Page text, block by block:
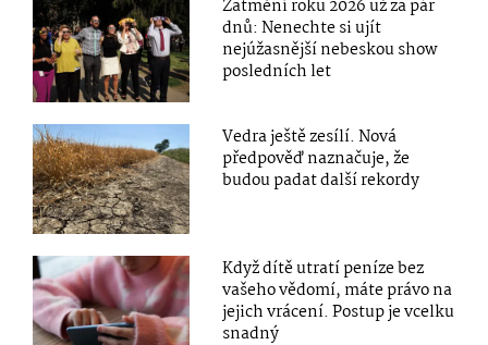
Zatmění roku 2026 už za pár
dnů: Nenechte si ujít
nejúžasnější nebeskou show
posledních let
Vedra ještě zesílí. Nová
předpověď naznačuje, že
budou padat další rekordy
Když dítě utratí peníze bez
vašeho vědomí, máte právo na
jejich vrácení. Postup je vcelku
snadný